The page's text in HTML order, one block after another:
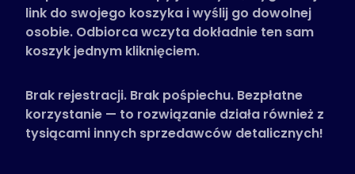
link do swojego koszyka i wyślij go dowolnej
osobie. Odbiorca wczyta dokładnie ten sam
koszyk jednym kliknięciem.
Brak rejestracji. Brak pośpiechu. Bezpłatne
korzystanie — to rozwiązanie działa również z
tysiącami innych sprzedawców detalicznych!